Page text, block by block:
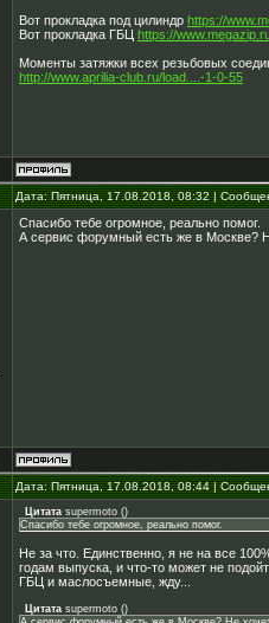
Вот прокладка под цилиндр https://
Вот прокладка ГБЦ https://
Моменты затяжки всех резьбовых
http://www.aprilia-club.ru/load....-1-0-55
Дата: Пятница, 17.08.2018, 08:32 |
Спасибо тебе огромное, реально помог.
А сервис форумный есть же в Москве?
Дата: Пятница, 17.08.2018, 08:44 |
Цитата supermoto ()
Спасибо тебе огромное, реально помог.
Не за что. Единственно, я не на все
годам выпуска, и что-то может не
ГБЦ и маслосъемные, жду...
Цитата supermoto ()